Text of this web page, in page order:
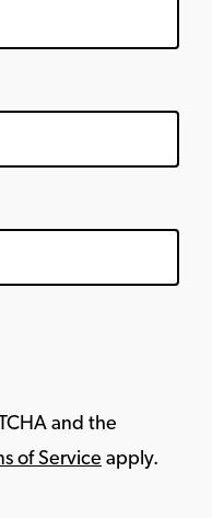
and the
of Service apply.